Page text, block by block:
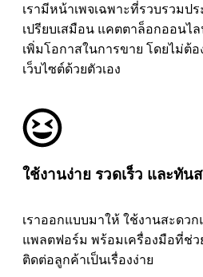
เรามีหน้าเพจเฉพาะที่รวบรวม
เปรียบเสมือน แคตตาล็อกออนไ
เพิ่มโอกาสในการขาย โดยไม่ต้อ
เว็บไซต์ด้วยตัวเอง
ใช้งานง่าย รวดเร็ว และทัน
เราออกแบบมาให้ ใช้งานสะดว
แพลตฟอร์ม พร้อมเครื่องมือที่ช่ว
ติดต่อลูกค้าเป็นเรื่องง่าย